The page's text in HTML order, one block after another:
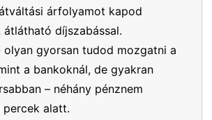
árfolyamot kapod
átlátható díjszabással.
olyan gyorsan tudod mozgatni a
a bankoknál, de gyakran
– néhány pénznem
percek alatt.